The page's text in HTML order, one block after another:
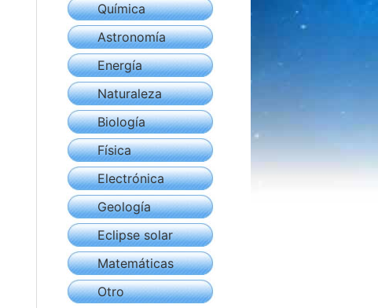
Química
Astronomía
Energía
Naturaleza
Biología
Física
Electrónica
Geología
Eclipse solar
Matemáticas
Otro